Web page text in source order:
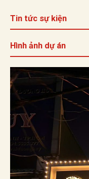
Tin tức sự kiện
Hình ảnh dự án